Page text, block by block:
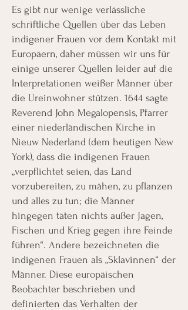
Es gibt nur wenige verlässliche
schriftliche Quellen über das Leben
indigener Frauen vor dem Kontakt mit
Europäern, daher müssen wir uns für
einige unserer Quellen leider auf die
Interpretationen weißer Männer über
die Ureinwohner stützen. 1644 sagte
Reverend John Megalopensis, Pfarrer
einer niederländischen Kirche in
Nieuw Nederland (dem heutigen New
York), dass die indigenen Frauen
„verpflichtet seien, das Land
vorzubereiten, zu mähen, zu pflanzen
und alles zu tun; die Männer
hingegen täten nichts außer Jagen,
Fischen und Krieg gegen ihre Feinde
führen“. Andere bezeichneten die
indigenen Frauen als „Sklavinnen“ der
Männer. Diese europäischen
Beobachter beschrieben und
definierten das Verhalten der